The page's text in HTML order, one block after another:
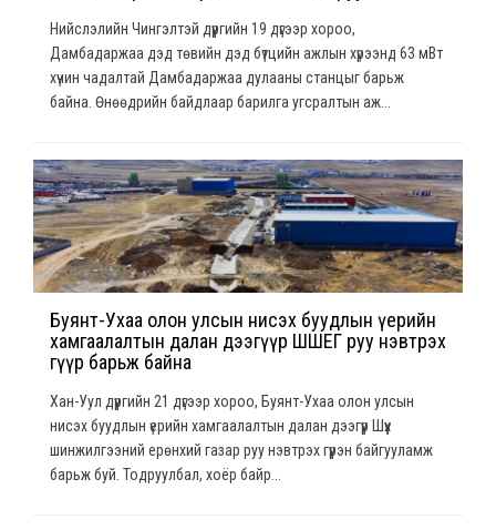
Нийслэлийн Чингэлтэй дүүргийн 19 дүгээр хороо,
Дамбадаржаа дэд төвийн дэд бүтцийн ажлын хүрээнд 63 мВт
хүчин чадалтай Дамбадаржаа дулааны станцыг барьж
байна. Өнөөдрийн байдлаар барилга угсралтын аж...
Буянт-Ухаа олон улсын нисэх буудлын үерийн
хамгаалалтын далан дээгүүр ШШЕГ руу нэвтрэх
гүүр барьж байна
Хан-Уул дүүргийн 21 дүгээр хороо, Буянт-Ухаа олон улсын
нисэх буудлын үерийн хамгаалалтын далан дээгүүр Шүүх
шинжилгээний ерөнхий газар руу нэвтрэх гүүрэн байгууламж
барьж буй. Тодруулбал, хоёр байр...